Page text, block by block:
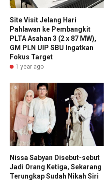
Site Visit Jelang Hari
Pahlawan ke Pembangkit
PLTA Asahan 3 (2 x 87 MW),
GM PLN UIP SBU Ingatkan
Fokus Target
1 year ago
Nissa Sabyan Disebut-sebut
Jadi Orang Ketiga, Sekarang
Terungkap Sudah Nikah Siri